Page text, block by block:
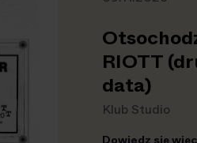
RIOTT
data)
Klub Studio